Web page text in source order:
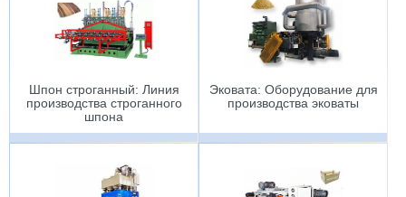
Шпон строганный: Линия
производства строганного
шпона
Эковата: Оборудование для
производства эковаты